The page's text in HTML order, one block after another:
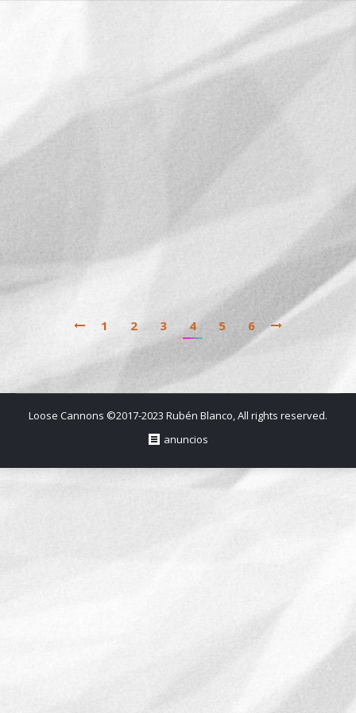
¡Loose Cannons en español!
23/07/2017
Hoy he hecho algo que tenía en mente desde que
principio por tratar de priorizar la creación de
contenidos y organizar un poco la página, pero ya
está hecho: he subido las páginas existentes del
comic en español a la web en una sección…
1 2 3 4 5 6
Loose Cannons ©2017-2023 Rubén Blanco, All rights reserved.
anuncios